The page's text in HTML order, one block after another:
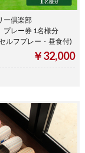
ー倶楽部
プレー券 1名様分
ルフプレー・昼食付)
￥32,000